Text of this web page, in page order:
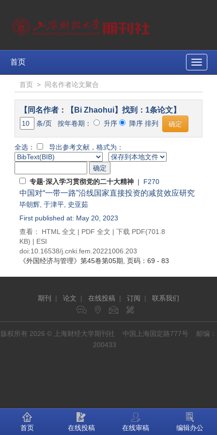
Toggle
首页
首页 > 同名作者论文聚合
【同名作者：【Bi Zhaohui】找到：1条论文】
条/页 按年卷期： 升序 降序 排列
全选： 导出参考文献，格式为：
专题·深入学习贯彻党的二十大精神 | F270
中国对“一带一路”沿线国家直接投资的减贫效应研究
毕朝辉 于津平
史亚茹
First published at: May 20, 2023
查看： HTML 全文 | PDF 全文 | 下载 PDF(701.8
KB) | ESI
doi:10.16538/j.cnki.fem.20221006.203
《外国经济与管理》 第45卷第05期 , 页码：69 - 83
期刊 | 论文 | 在线投稿 | 订阅 | 联系我们
版权所有 2026 © 上海财经大学期刊社 中国上海国定路777号 邮编：
200433
首页 在线投稿 在线审稿 编辑办公